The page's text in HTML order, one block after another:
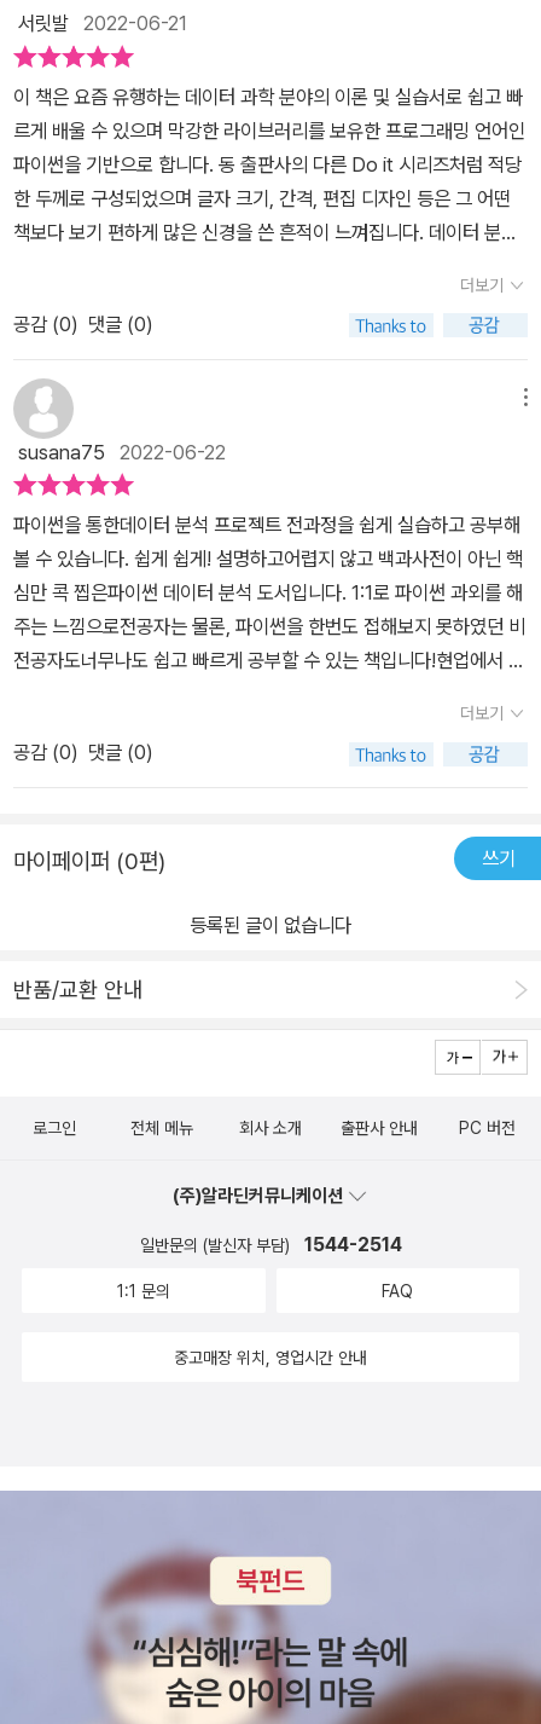
제공해주었다. 이 책을 시작으로 데이터 분석을 더 공부해서, 다양한
데이터를 가지고 분석을 해볼 수 있는 기회가 되었으면 한다.
서릿발 2022-06-21
이 책은 요즘 유행하는 데이터 과학 분야의 이론 및 실습서로 쉽고 빠
르게 배울 수 있으며 막강한 라이브러리를 보유한 프로그래밍 언어인
파이썬을 기반으로 합니다. 동 출판사의 다른 Do it 시리즈처럼 적당
한 두께로 구성되었으며 글자 크기, 간격, 편집 디자인 등은 그 어떤
책보다 보기 편하게 많은 신경을 쓴 흔적이 느껴집니다. 데이터 분석
andas, Numpy와 시각화 라이브러리인 Matplotlib, Seaborn 등
을 이용하여 다양한 형태로 데이터를 표현하는 것이 일반적 접근법입
니다.서평을 쓰는 저는 원래 23 년간 하드웨어 개발 했던 사람으로 파
이썬 문법을 먼저 공부하고 구글 검색을 통해 데이터 분석 기법을 익
혔습니다만 Tool의 환경 설정부터 그 과정이 상당히 힘들었던 게 사
실입니다.관련 서적이 시중에 많긴 하지만 무엇을 봐야 할지 선택이
힘들었고 IT 서적 대부분이 배경 지식을 요구하며 일반적으로 딱딱하
고 불충분한 설명으로 전공자라도 접근이 어렵습니다. 이 책의 출발
은 바로 초보자에 초점을 맞춰 누구나 쉽게 이해할 수 있도록 애쓴 저
자의 의지가 곧곧에 보일 만큼 친절한 길라잡이 도서로 사전 지식 없
이 일단 따라 하면서 이해하고 배우는 구조입니다.초보자를 위한 책
이지만 그렇다고 대충 넘어가지 않고 패키지 설치, 깃허브 사용법 및
주피터 노트북 활용법 등의 환경 설정부터 데이터 분석의 전반적인
과정을 경험하기에 충분한 내용을 적당한 용량으로 완성도 높게 정리
쉽고 어려워 하는 함수, 메서드, 모듈, 패키지에 대한 쉬운 설명이 돋
보이고 짧은 코드로 머신러닝에 대한 내용까지 연결한 점은 독창적이
되었으며 실제 환경에서 나타날 수 있는 초보적인 실수와 해결 방법
을 함께 제시하여 중간에 막혀 학습을 포기하는 일을 줄여줄 것으로
일부 부족한 부분도 있습니다.가령 자료형이나 제어문에 대한 설명
없이 시작하다 보니 문법 규칙과 보다 많은 함수, 파라메터 활용에 대
후반에 배치하여 책 한 권에 담아낸 저자의 진행 방식은 여타 서적에
선 볼 수 없는 신선함이 있습니다. 개인적으로 전공 교재로 손색이 없
으며 전공 여부를 떠나 금융, 마케팅, 광고, 통계, 머신러닝 등의 분야
한 기존에 데이터 분석을 공부하셨던 분들도 이 책 한 권으로 전박적
운 책!'입니다.#Do_it #데이터분석 #이지스퍼블리싱 #파이썬
더보기
공감 (0) 댓글 (0)
susana75 2022-06-22
파이썬을 통한데이터 분석 프로젝트 전과정을 쉽게 실습하고 공부해
볼 수 있습니다. ​쉽게 쉽게! 설명하고어렵지 않고 백과사전이 아닌 핵
심만 콕 찝은파이썬 데이터 분석 도서입니다. ​1:1로 파이썬 과외를 해
주는 느낌으로전공자는 물론, 파이썬을 한번도 접해보지 못하였던 비
전공자도너무나도 쉽고 빠르게 공부할 수 있는 책입니다!​현업에서 바
더보기
공감 (0) 댓글 (0)
마이페이퍼 (0편) 쓰기
등록된 글이 없습니다
반품/교환 안내
로그인 전체 메뉴 회사 소개 출판사 안내 PC 버전
(주)알라딘커뮤니케이션
일반문의 (발신자 부담) 1544-2514
1:1 문의 FAQ
중고매장 위치, 영업시간 안내